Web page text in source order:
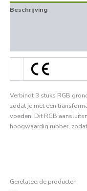
Beschrijving
Verbindt 3 stuks RGB
zodat je met een
voeden. Dit RGB
hoogwaardig rubber,
Gerelateerde producten